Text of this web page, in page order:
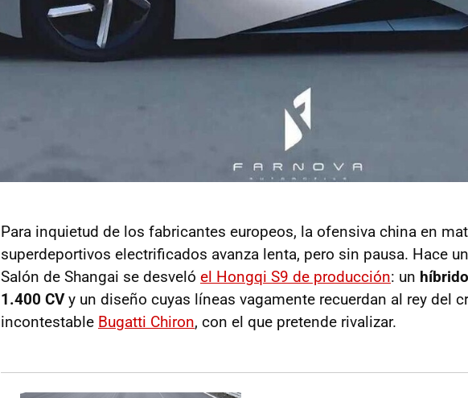
Para inquietud de los fabricantes europeos, la ofensiva china en
superdeportivos electrificados avanza lenta, pero sin pausa. Hace
Salón de Shangai se desveló el Hongqi S9 de producción: un
1.400 CVy un diseño cuyas líneas vagamente recuerdan al rey del
incontestable Bugatti Chiron, con el que pretende rivalizar.